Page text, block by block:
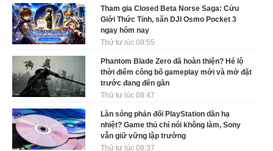
Tham gia Closed Beta Norse Saga: Cửu
Giới Thức Tỉnh, săn DJI Osmo Pocket 3
ngay hôm nay
Thứ tư lúc 08:55
Phantom Blade Zero đã hoàn thiện? Hé lộ
thời điểm công bố gameplay mới và mở đặt
trước đang đến gần
Thứ tư lúc 08:47
Làn sóng phản đối PlayStation dần hạ
nhiệt? Game thủ chỉ nói không làm, Sony
vẫn giữ vững lập trường
Thứ tư lúc 08:37